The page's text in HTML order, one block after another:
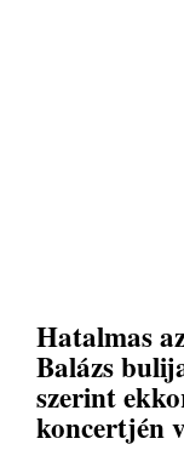
Hatalmas
Balázs
szerint
koncertjén